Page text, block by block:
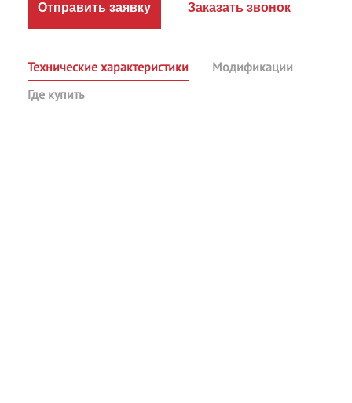
Отправить заявку Заказать звонок
Технические характеристики
Модификации
Где купить